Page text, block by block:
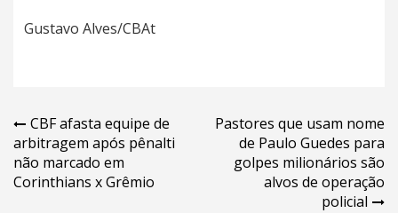
Gustavo Alves/CBAt
Navegação
de
Post
CBF afasta equipe de
arbitragem após pênalti
não marcado em
Corinthians x Grêmio
Pastores que usam nome
de Paulo Guedes para
golpes milionários são
alvos de operação
policial